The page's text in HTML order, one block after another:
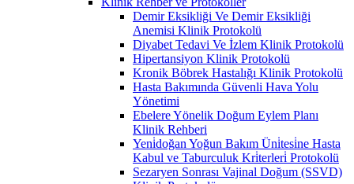
Demir Eksikliği Ve Demir Eksikliği
Anemisi Klinik Protokolü
Diyabet Tedavi Ve İzlem Klinik Protokolü
Hipertansiyon Klinik Protokolü
Kronik Böbrek Hastalığı Klinik Protokolü
Hasta Bakımında Güvenli Hava Yolu
Yönetimi
Ebelere Yönelik Doğum Eylem Planı
Klinik Rehberi
Yeni̇doğan Yoğun Bakım Üni̇tesi̇ne Hasta
Kabul ve Taburculuk Kri̇terleri̇ Protokolü
Sezaryen Sonrası Vajinal Doğum (SSVD)